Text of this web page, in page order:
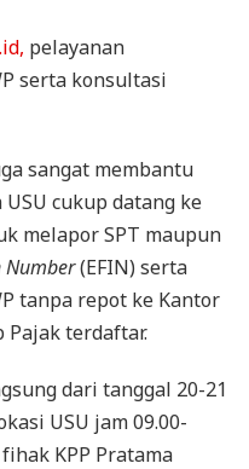
pelayanan
serta konsultasi
sangat membantu
cukup datang ke
melapor SPT maupun
Number(EFIN) serta
tanpa repot ke Kantor
Pajak terdaftar.
dari tanggal 20-21
USU jam 09.00-
KPP Pratama